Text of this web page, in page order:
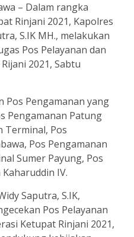
– Dalam rangka
Rinjani 2021, Kapolres
S.IK MH., melakukan
Pos Pelayanan dan
2021, Sabtu
Pos Pengamanan yang
Pengamanan Patung
Terminal, Pos
Pos Pengamanan
Sumer Payung, Pos
IV.
Saputra, S.IK,
Pos Pelayanan
Ketupat Rinjani 2021,